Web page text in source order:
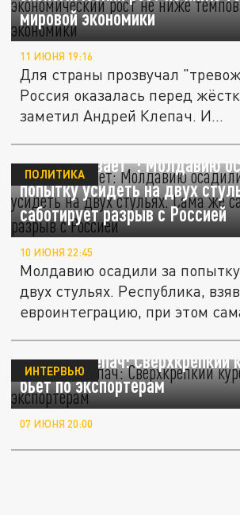
мировой экономики
11 ИЮНЯ 19:16
Для страны прозвучал
Россия оказалась перед
заметил Андрей Клепач. И...
"Так не бывает": Молдавию
попытку усидеть на двух
саботирует разрыв с Россией
ПОЛИТИКА
10 ИЮНЯ 22:45
Молдавию осадили за
двух стульях. Республика,
евроинтеграцию, при этом
Андрей Клепач: Сверхкрепкий
бьёт по экспортерам
ИНТЕРВЬЮ
07 ИЮНЯ 20:00